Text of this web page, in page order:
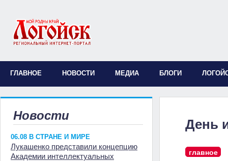
ГЛАВНОЕ НОВОСТИ МЕДИА БЛОГИ
Новости
06.08 В СТРАНЕ И МИРЕ
Лукашенко представили концепцию
Академии интеллектуальных
День
главное